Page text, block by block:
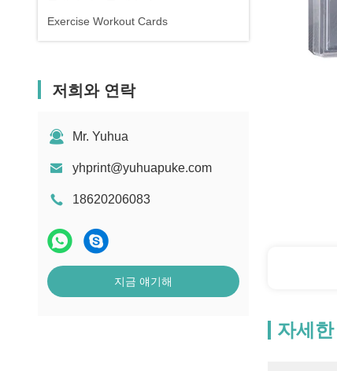
Exercise Workout Cards
저희와 연락
Mr. Yuhua
yhprint@yuhuapuke.com
18620206083
지금 얘기해
자세